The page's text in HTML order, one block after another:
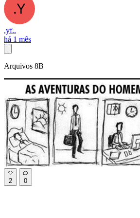
.yf..
há 1 mês
Arquivos 8B
2 0